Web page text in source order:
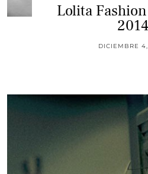
Lolita
2014
DICIEMBRE